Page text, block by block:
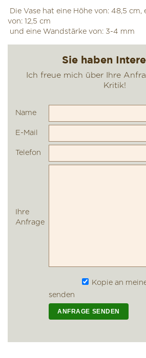
Die Vase hat eine Höhe von: 48,5 cm,
von: 12,5 cm
und eine Wandstärke von: 3-4 mm
Name
E-Mail
Telefon
Ihre
Anfrage
Kopie an
senden